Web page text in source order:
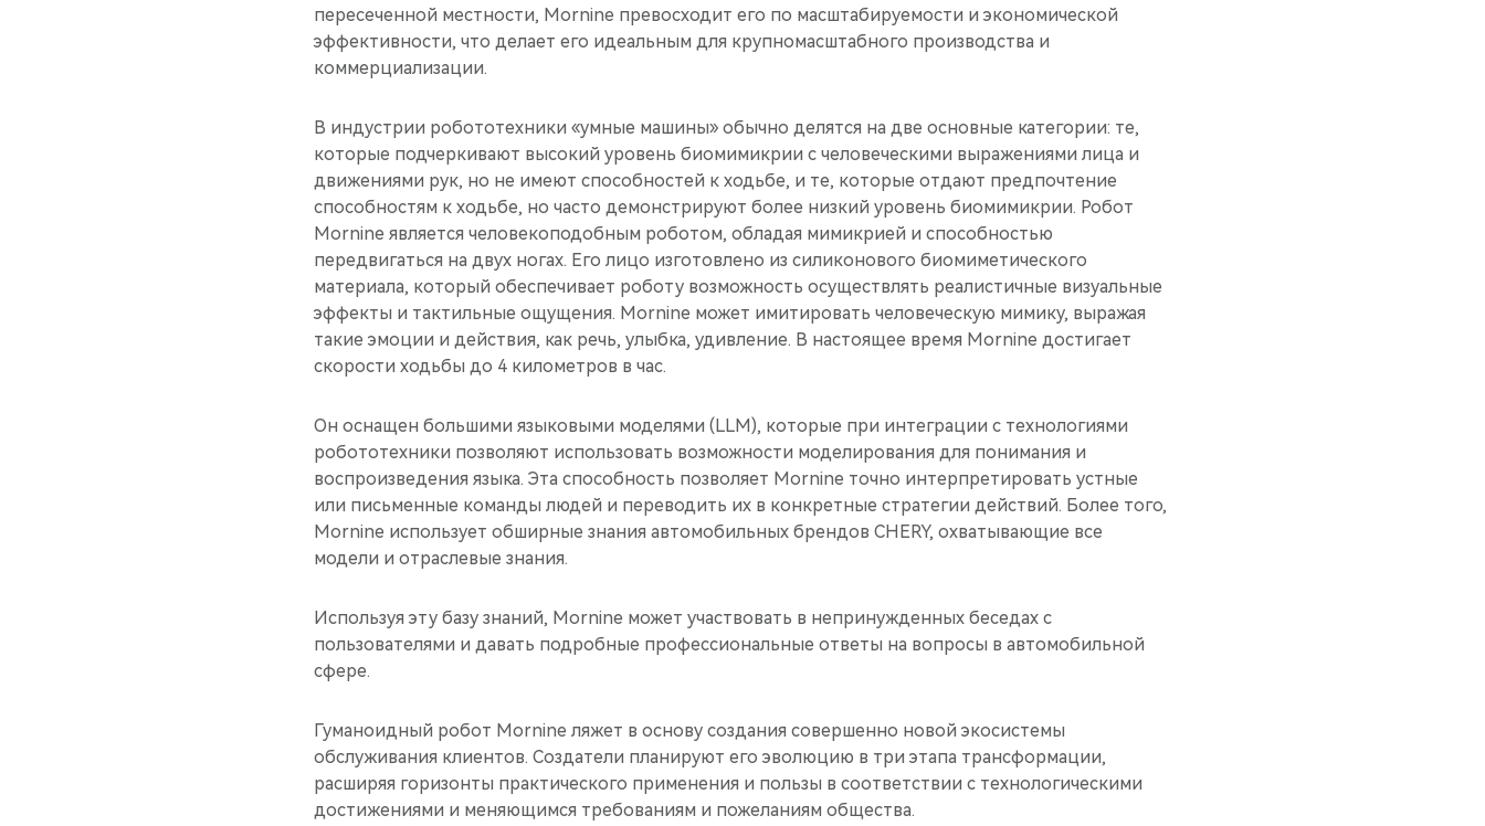
пересеченной местности, Mornine превосходит его по масштабируемости и экономической
эффективности, что делает его идеальным для крупномасштабного производства и
коммерциализации.
В индустрии робототехники «умные машины» обычно делятся на две основные категории: те,
которые подчеркивают высокий уровень биомимикрии с человеческими выражениями лица и
движениями рук, но не имеют способностей к ходьбе, и те, которые отдают предпочтение
способностям к ходьбе, но часто демонстрируют более низкий уровень биомимикрии. Робот
Mornine является человекоподобным роботом, обладая мимикрией и способностью
передвигаться на двух ногах. Его лицо изготовлено из силиконового биомиметического
материала, который обеспечивает роботу возможность осуществлять реалистичные визуальные
эффекты и тактильные ощущения. Mornine может имитировать человеческую мимику, выражая
такие эмоции и действия, как речь, улыбка, удивление. В настоящее время Mornine достигает
скорости ходьбы до 4 километров в час.
Он оснащен большими языковыми моделями (LLM), которые при интеграции с технологиями
робототехники позволяют использовать возможности моделирования для понимания и
воспроизведения языка. Эта способность позволяет Mornine точно интерпретировать устные
или письменные команды людей и переводить их в конкретные стратегии действий. Более того,
Mornine использует обширные знания автомобильных брендов CHERY, охватывающие все
модели и отраслевые знания.
Используя эту базу знаний, Mornine может участвовать в непринужденных беседах с
пользователями и давать подробные профессиональные ответы на вопросы в автомобильной
сфере.
Гуманоидный робот Mornine ляжет в основу создания совершенно новой экосистемы
обслуживания клиентов. Создатели планируют его эволюцию в три этапа трансформации,
расширяя горизонты практического применения и пользы в соответствии с технологическими
достижениями и меняющимся требованиям и пожеланиям общества.